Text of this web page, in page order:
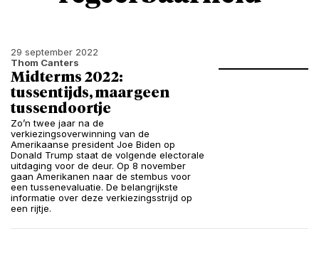
29 september 2022
Thom Canters
Midterms 2022:
tussentijds, maar geen
tussendoortje
Zo’n twee jaar na de
verkiezingsoverwinning van de
Amerikaanse president Joe Biden op
Donald Trump staat de volgende electorale
uitdaging voor de deur. Op 8 november
gaan Amerikanen naar de stembus voor
een tussenevaluatie. De belangrijkste
informatie over deze verkiezingsstrijd op
een rijtje.